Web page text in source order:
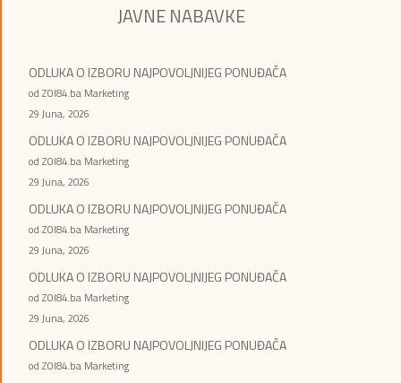
JAVNE NABAVKE
ODLUKA O IZBORU NAJPOVOLJNIJEG PONUĐAČA
od ZOI84.ba Marketing
29 Juna, 2026
ODLUKA O IZBORU NAJPOVOLJNIJEG PONUĐAČA
od ZOI84.ba Marketing
29 Juna, 2026
ODLUKA O IZBORU NAJPOVOLJNIJEG PONUĐAČA
od ZOI84.ba Marketing
29 Juna, 2026
ODLUKA O IZBORU NAJPOVOLJNIJEG PONUĐAČA
od ZOI84.ba Marketing
29 Juna, 2026
ODLUKA O IZBORU NAJPOVOLJNIJEG PONUĐAČA
od ZOI84.ba Marketing